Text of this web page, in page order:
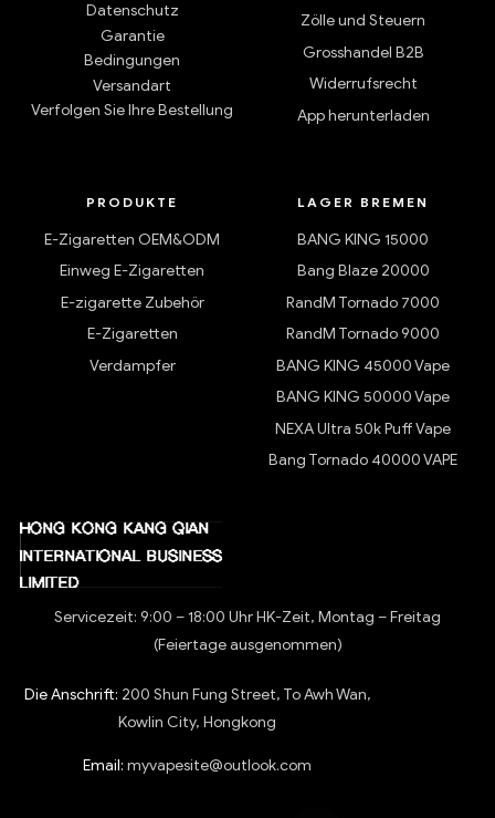
Datenschutz
Garantie
Bedingungen
Versandart
Verfolgen Sie Ihre Bestellung
Zölle und Steuern
Grosshandel B2B
Widerrufsrecht
App herunterladen
PRODUKTE
E-Zigaretten OEM&ODM
Einweg E-Zigaretten
E-zigarette Zubehör
E-Zigaretten
Verdampfer
LAGER BREMEN
BANG KING 15000
Bang Blaze 20000
RandM Tornado 7000
RandM Tornado 9000
BANG KING 45000 Vape
BANG KING 50000 Vape
NEXA Ultra 50k Puff Vape
Bang Tornado 40000 VAPE
Servicezeit: 9:00 – 18:00 Uhr HK-Zeit, Montag – Freitag
(Feiertage ausgenommen)
Die Anschrift: 200 Shun Fung Street, To Awh Wan,
Kowlin City, Hongkong
Email: myvapesite@outlook.com